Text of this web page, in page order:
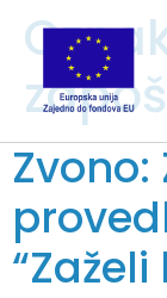
“Zaželi